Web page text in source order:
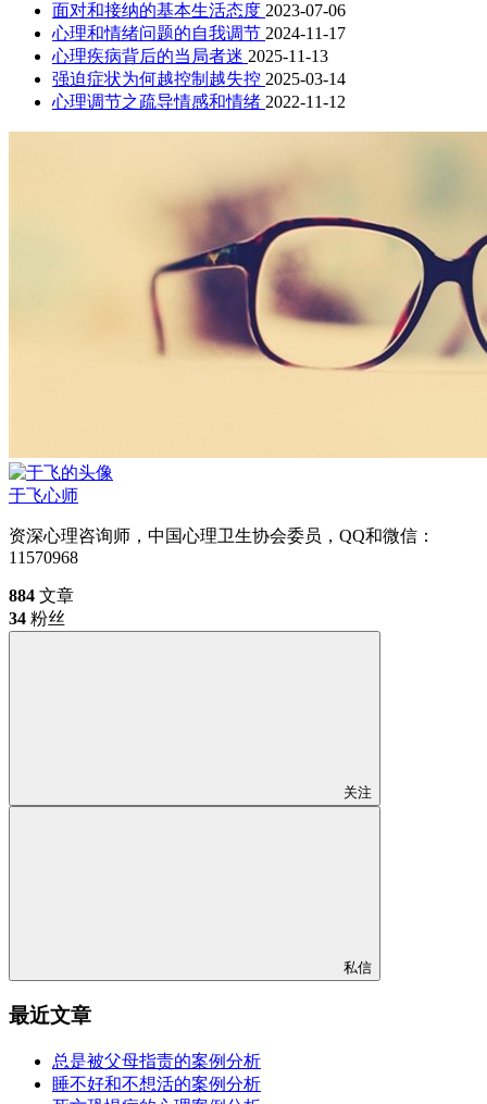
面对和接纳的基本生活态度 2023-07-06
心理和情绪问题的自我调节 2024-11-17
心理疾病背后的当局者迷 2025-11-13
强迫症状为何越控制越失控 2025-03-14
心理调节之疏导情感和情绪 2022-11-12
于飞心师
资深心理咨询师，中国心理卫生协会委员，QQ和微信：
11570968
884 文章
34 粉丝
关注
私信
最近文章
总是被父母指责的案例分析
睡不好和不想活的案例分析